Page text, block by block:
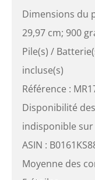
Dimensions du
29,97 cm; 900
Pile(s) /
incluse(s)
Référence :
Disponibilité
indisponible sur
ASIN :
Moyenne des